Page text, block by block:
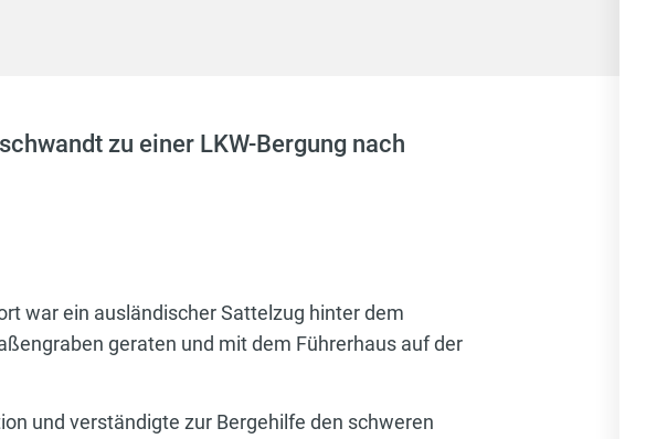
zu einer LKW-Bergung nach
war ein ausländischer Sattelzug hinter dem
geraten und mit dem Führerhaus auf der
und verständigte zur Bergehilfe den schweren